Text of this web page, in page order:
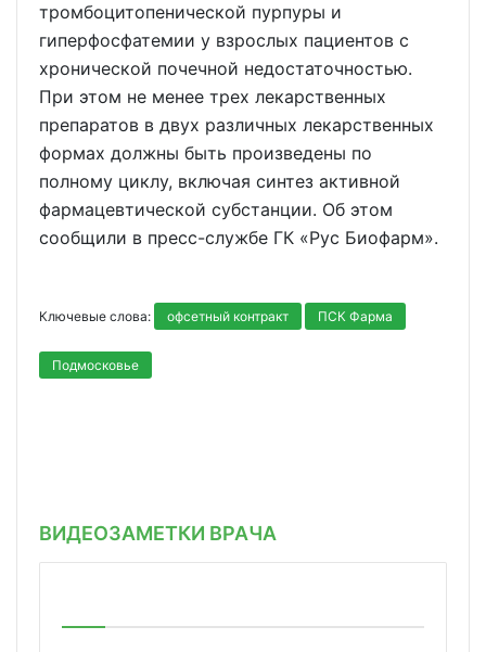
тромбоцитопенической пурпуры и
гиперфосфатемии у взрослых пациентов с
хронической почечной недостаточностью.
При этом не менее трех лекарственных
препаратов в двух различных лекарственных
формах должны быть произведены по
полному циклу, включая синтез активной
фармацевтической субстанции. Об этом
сообщили в пресс-службе ГК «Рус Биофарм».
Ключевые слова: офсетный контракт ПСК Фарма
Подмосковье
ВИДЕОЗАМЕТКИ ВРАЧА